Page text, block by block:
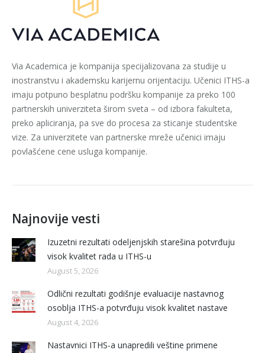
Via Academica je kompanija specijalizovana za studije u
inostranstvu i akademsku karijernu orijentaciju. Učenici ITHS-a
imaju potpuno besplatnu podršku kompanije za preko 100
partnerskih univerziteta širom sveta – od izbora fakulteta,
preko apliciranja, pa sve do procesa za sticanje studentske
vize. Za univerzitete van partnerske mreže učenici imaju
povlašćene cene usluga kompanije.
Najnovije vesti
Izuzetni rezultati odeljenjskih starešina potvrđuju
visok kvalitet rada u ITHS-u
August 5, 2026
Odlični rezultati godišnje evaluacije nastavnog
osoblja ITHS-a potvrđuju visok kvalitet nastave
August 4, 2026
Nastavnici ITHS-a unapredili veštine primene